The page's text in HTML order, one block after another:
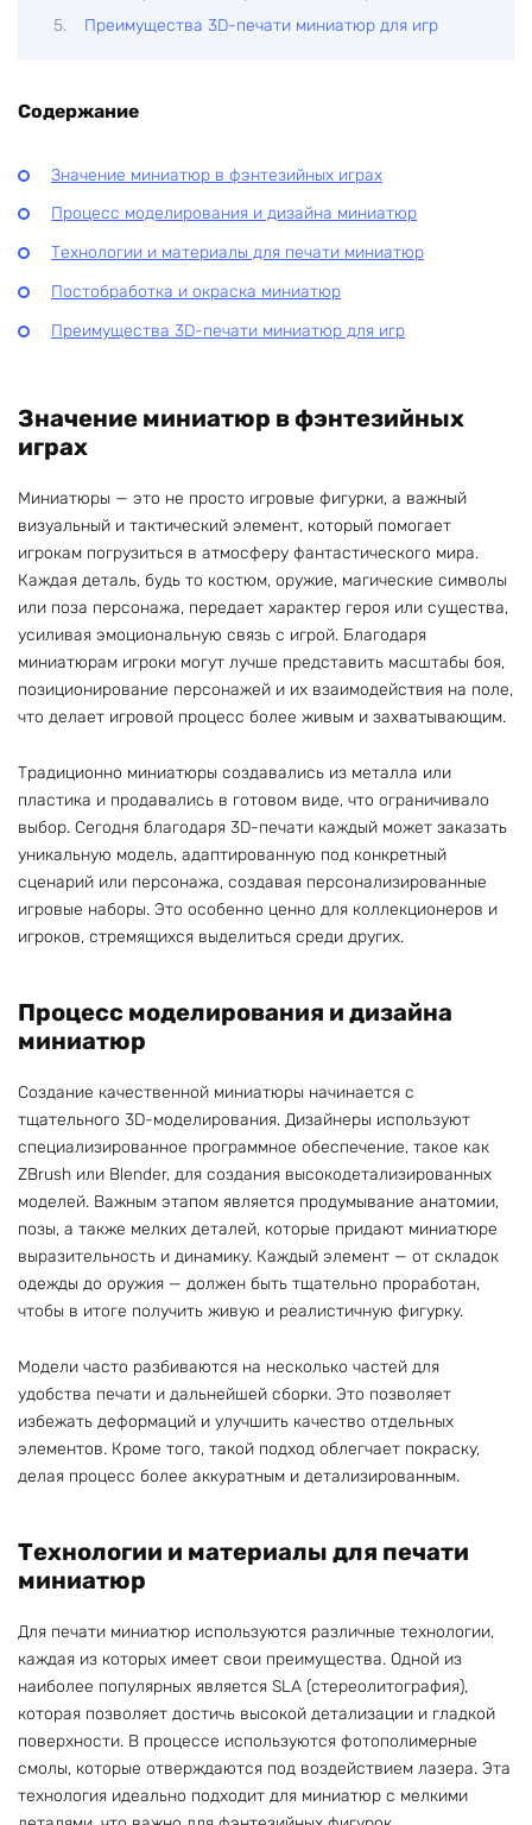
Преимущества 3D-печати миниатюр для игр
Содержание
Значение миниатюр в фэнтезийных играх
Процесс моделирования и дизайна миниатюр
Технологии и материалы для печати миниатюр
Постобработка и окраска миниатюр
Преимущества 3D-печати миниатюр для игр
Значение миниатюр в фэнтезийных
играх
Миниатюры — это не просто игровые фигурки, а важный
визуальный и тактический элемент, который помогает
игрокам погрузиться в атмосферу фантастического мира.
Каждая деталь, будь то костюм, оружие, магические символы
или поза персонажа, передает характер героя или существа,
усиливая эмоциональную связь с игрой. Благодаря
миниатюрам игроки могут лучше представить масштабы боя,
позиционирование персонажей и их взаимодействия на поле,
что делает игровой процесс более живым и захватывающим.
Традиционно миниатюры создавались из металла или
пластика и продавались в готовом виде, что ограничивало
выбор. Сегодня благодаря 3D-печати каждый может заказать
уникальную модель, адаптированную под конкретный
сценарий или персонажа, создавая персонализированные
игровые наборы. Это особенно ценно для коллекционеров и
игроков, стремящихся выделиться среди других.
Процесс моделирования и дизайна
миниатюр
Создание качественной миниатюры начинается с
тщательного 3D-моделирования. Дизайнеры используют
специализированное программное обеспечение, такое как
ZBrush или Blender, для создания высокодетализированных
моделей. Важным этапом является продумывание анатомии,
позы, а также мелких деталей, которые придают миниатюре
выразительность и динамику. Каждый элемент — от складок
одежды до оружия — должен быть тщательно проработан,
чтобы в итоге получить живую и реалистичную фигурку.
Модели часто разбиваются на несколько частей для
удобства печати и дальнейшей сборки. Это позволяет
избежать деформаций и улучшить качество отдельных
элементов. Кроме того, такой подход облегчает покраску,
делая процесс более аккуратным и детализированным.
Технологии и материалы для печати
миниатюр
Для печати миниатюр используются различные технологии,
каждая из которых имеет свои преимущества. Одной из
наиболее популярных является SLA (стереолитография),
которая позволяет достичь высокой детализации и гладкой
поверхности. В процессе используются фотополимерные
смолы, которые отверждаются под воздействием лазера. Эта
технология идеально подходит для миниатюр с мелкими